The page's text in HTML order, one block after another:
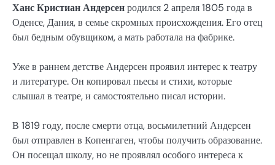
Ханс Кристиан Андерсенродился 2 апреля 1805 года в
Оденсе, Дания, в семье скромных происхождения. Его отец
был бедным обувщиком, а мать работала на фабрике.
Уже в раннем детстве Андерсен проявил интерес к театру
и литературе. Он копировал пьесы и стихи, которые
слышал в театре, и самостоятельно писал истории.
В 1819 году, после смерти отца, восьмилетний Андерсен
был отправлен в Копенгаген, чтобы получить образование.
Он посещал школу, но не проявлял особого интереса к